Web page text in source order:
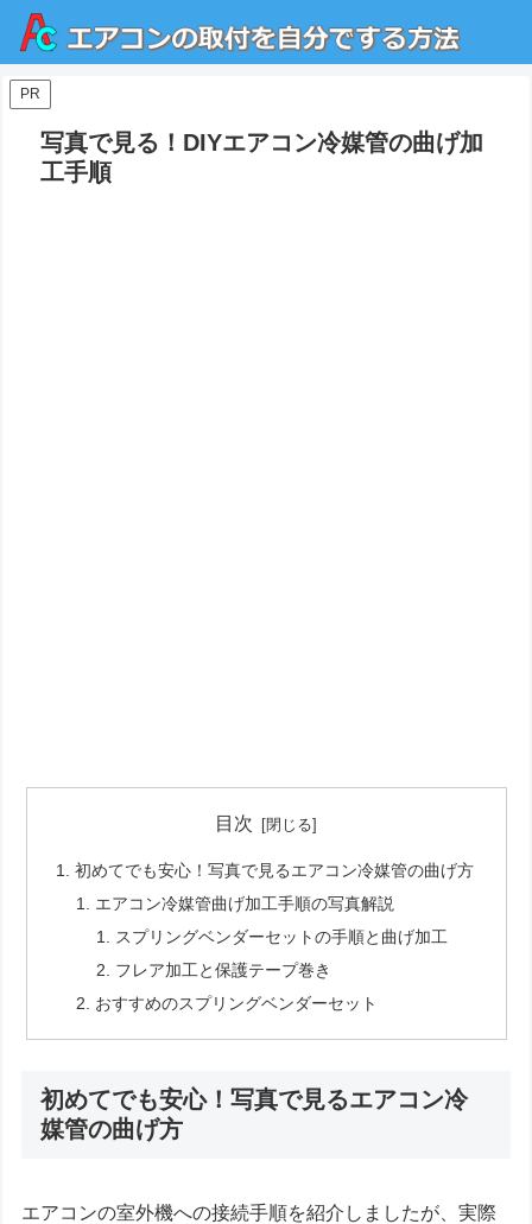
PR
写真で見る！DIYエアコン冷媒管の曲げ加
工手順
目次
初めてでも安心！写真で見るエアコン冷媒管の曲げ方
エアコン冷媒管曲げ加工手順の写真解説
スプリングベンダーセットの手順と曲げ加工
フレア加工と保護テープ巻き
おすすめのスプリングベンダーセット
初めてでも安心！写真で見るエアコン冷
媒管の曲げ方
エアコンの室外機への接続手順を紹介しましたが、実際